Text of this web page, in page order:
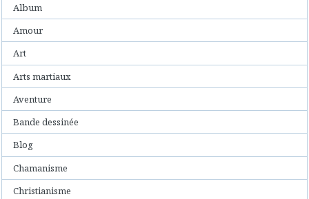
Album
Amour
Art
Arts martiaux
Aventure
Bande dessinée
Blog
Chamanisme
Christianisme